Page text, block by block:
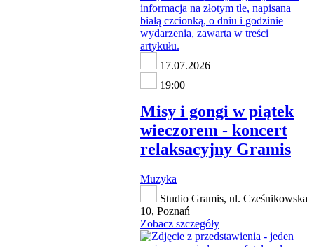
17.07.2026
19:00
Misy i gongi w piątek
wieczorem - koncert
relaksacyjny Gramis
Muzyka
Studio Gramis, ul. Cześnikowska
10, Poznań
Zobacz szczegóły